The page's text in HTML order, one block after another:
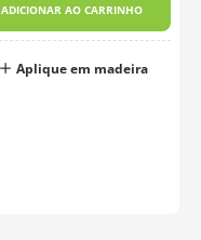
ADICIONAR AO CARRINHO
Aplique em madeira